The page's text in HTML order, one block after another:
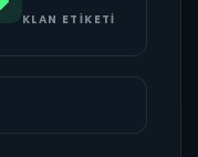
KLAN ETIKETI